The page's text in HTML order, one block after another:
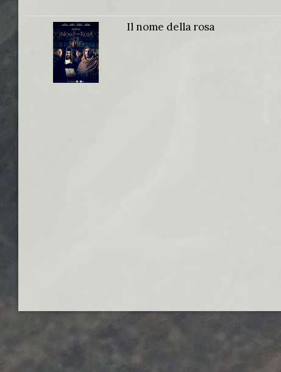
Il nome della rosa